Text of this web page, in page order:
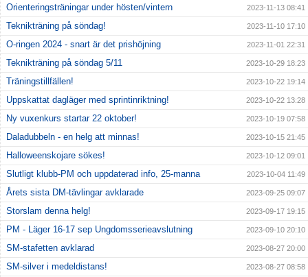
Orienteringsträningar under hösten/vintern 2023-11-13 08:41
Teknikträning på söndag! 2023-11-10 17:10
O-ringen 2024 - snart är det prishöjning 2023-11-01 22:31
Teknikträning på söndag 5/11 2023-10-29 18:23
Träningstillfällen! 2023-10-22 19:14
Uppskattat dagläger med sprintinriktning! 2023-10-22 13:28
Ny vuxenkurs startar 22 oktober! 2023-10-19 07:58
Daladubbeln - en helg att minnas! 2023-10-15 21:45
Halloweenskojare sökes! 2023-10-12 09:01
Slutligt klubb-PM och uppdaterad info, 25-manna 2023-10-04 11:49
Årets sista DM-tävlingar avklarade 2023-09-25 09:07
Storslam denna helg! 2023-09-17 19:15
PM - Läger 16-17 sep Ungdomsserieavslutning 2023-09-10 20:10
SM-stafetten avklarad 2023-08-27 20:00
SM-silver i medeldistans! 2023-08-27 08:58